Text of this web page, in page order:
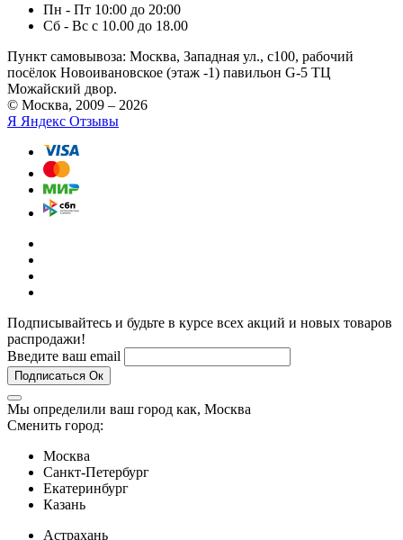
Пн - Пт 10:00 до 20:00
Сб - Вс с 10.00 до 18.00
Пункт самовывоза: Москва, Западная ул., с100, рабочий
посёлок Новоивановское (этаж -1) павильон G-5 ТЦ
Можайский двор.
© Москва, 2009 – 2026
Я Яндекс Отзывы
Подписывайтесь и будьте в курсе всех акций и новых товаров
распродажи!
Введите ваш email
Подписаться Ок
Мы определили ваш город как, Москва
Сменить город:
Москва
Санкт-Петербург
Екатеринбург
Казань
Астрахань